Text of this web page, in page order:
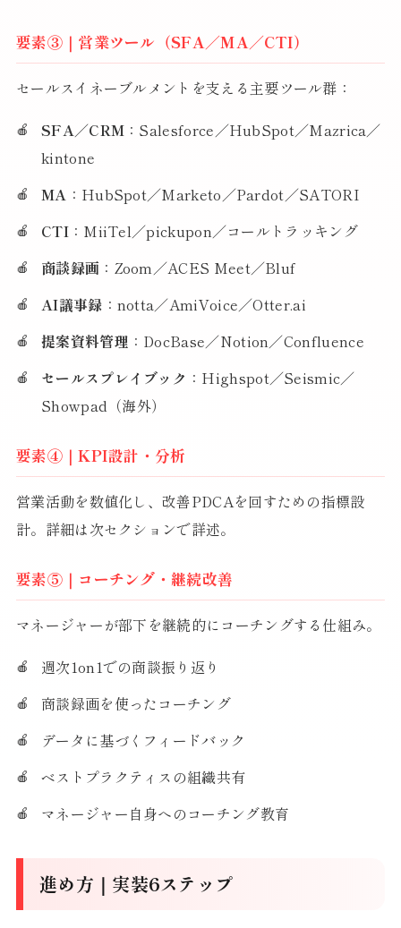
要素③｜営業ツール（SFA／MA／CTI）
セールスイネーブルメントを支える主要ツール群：
SFA／CRM ：Salesforce／HubSpot／Mazrica／
kintone
MA ：HubSpot／Marketo／Pardot／SATORI
CTI：MiiTel／pickupon／コールトラッキング
商談録画 ：Zoom／ACES Meet／Bluf
AI議事録 ：notta／AmiVoice／Otter.ai
提案資料管理 ：DocBase／Notion／Confluence
セールスプレイブック ：Highspot／Seismic／
Showpad（海外）
要素④｜KPI設計・分析
営業活動を数値化し、改善PDCAを回すための指標設
計。詳細は次セクションで詳述。
要素⑤｜コーチング・継続改善
マネージャーが部下を継続的にコーチングする仕組み。
週次1on1での商談振り返り
商談録画を使ったコーチング
データに基づくフィードバック
ベストプラクティスの組織共有
マネージャー自身へのコーチング教育
進め方｜実装6ステップ